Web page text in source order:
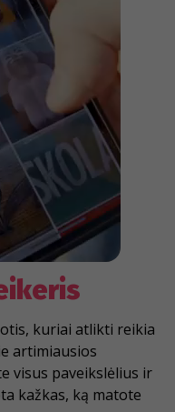
kuriai atlikti reikia
artimiausios
visus paveikslėlius ir
kažkas, ką matote